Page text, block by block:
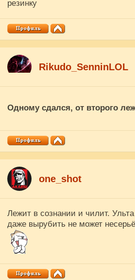
резинку
Rikudo_SenninLOL
Одному сдался, от второго
one_shot
Лежит в сознании и чилит.
даже вырубить не может